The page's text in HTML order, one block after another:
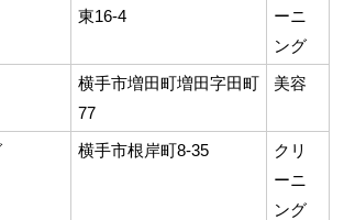
東16-4
ーニ
ング
横手市増田町増田字田町
77
美容
横手市根岸町8-35
クリ
ーニ
ング